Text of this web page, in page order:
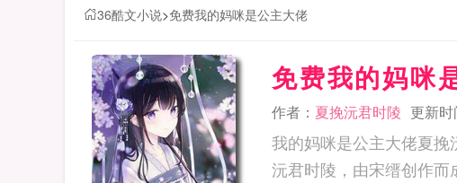
36酷文小说>免费我的妈咪是公主大佬
免费我的妈咪
作者： 夏挽沅君时陵 更新
我的妈咪是公主大佬夏
沅君时陵，由宋缙创作